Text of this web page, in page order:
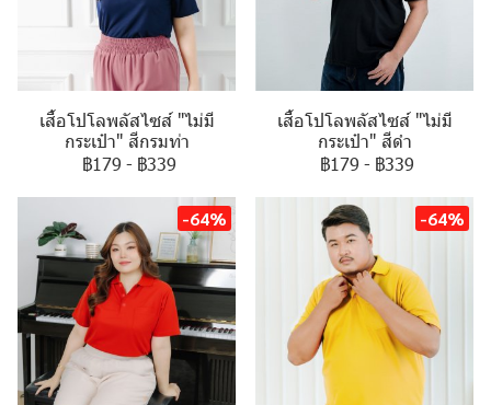
เสื้อโปโลพลัสไซส์ "ไม่มี
กระเป๋า" สีกรมท่า
฿179 - ฿339
เสื้อโปโลพลัสไซส์ "ไม่มี
กระเป๋า" สีดำ
฿179 - ฿339
-64% -64%